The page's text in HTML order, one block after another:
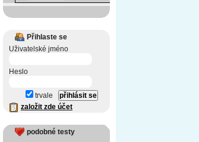
Přihlaste se
Uživatelské jméno
Heslo
trvale
založit zde účet
podobné testy